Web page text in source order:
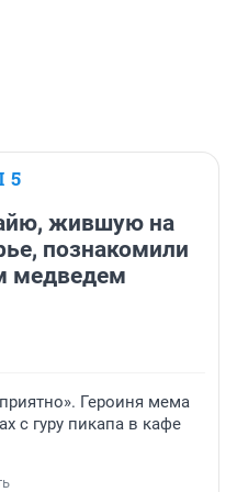
5
жившую на
познакомили
медведем
Героиня мема
с гуру пикапа в кафе